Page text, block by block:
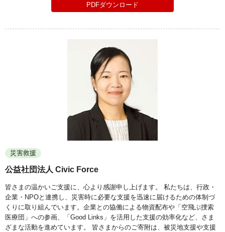
PDFダウンロード
災害救援
公益社団法人 Civic Force
皆さまの温かいご支援に、心より感謝申し上げます。 私たちは、行政・
企業・NPOと連携し、災害時に必要な支援を迅速に届けるための体制づ
くりに取り組んでいます。企業との協働による物資配布や「空飛ぶ捜索
医療団」への参画、「Good Links」を活用した支援の効率化など、さま
ざまな活動を進めています。 皆さまからのご寄附は、被災地支援や支援